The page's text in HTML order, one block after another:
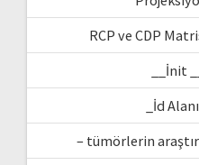
RCP ve CDP
__İnit
_İd
– tümörlerin